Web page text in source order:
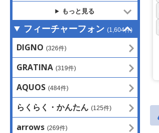
もっと見る
フィーチャーフォン (1,604件)
DIGNO (326件)
GRATINA (319件)
AQUOS (484件)
らくらく・かんたん (125件)
arrows (269件)